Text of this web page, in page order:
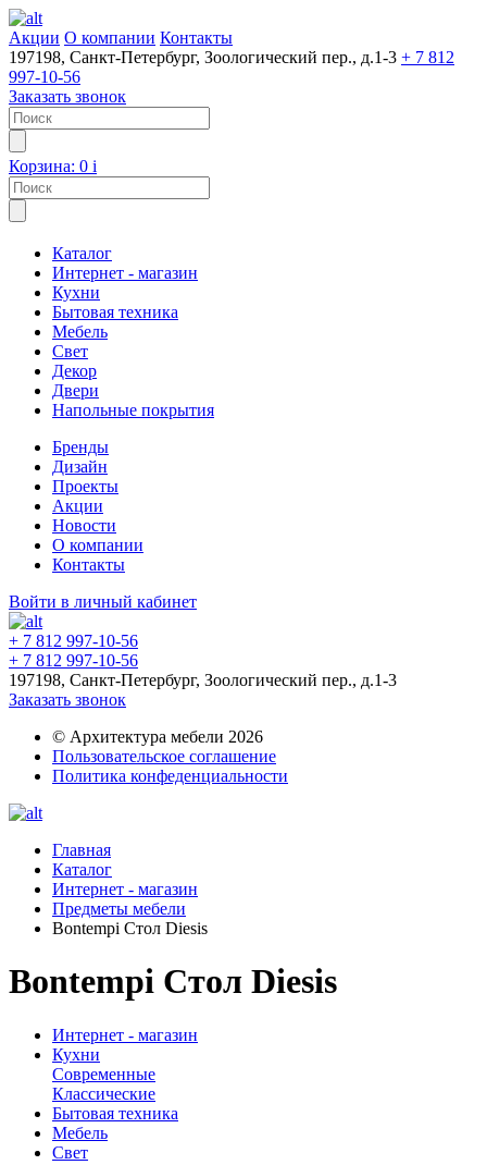
Акции О компании Контакты
197198, Санкт-Петербург, Зоологический пер., д.1-3 + 7 812
997-10-56
Заказать звонок
Корзина: 0 i
Каталог
Интернет - магазин
Кухни
Бытовая техника
Мебель
Свет
Декор
Двери
Напольные покрытия
Бренды
Дизайн
Проекты
Акции
Новости
О компании
Контакты
Войти в личный кабинет
+ 7 812 997-10-56
+ 7 812 997-10-56
197198, Санкт-Петербург, Зоологический пер., д.1-3
Заказать звонок
© Архитектура мебели 2026
Пользовательское соглашение
Политика конфеденциальности
Главная
Каталог
Интернет - магазин
Предметы мебели
Bontempi Стол Diesis
Bontempi Стол Diesis
Интернет - магазин
Кухни
Современные
Классические
Бытовая техника
Мебель
Свет